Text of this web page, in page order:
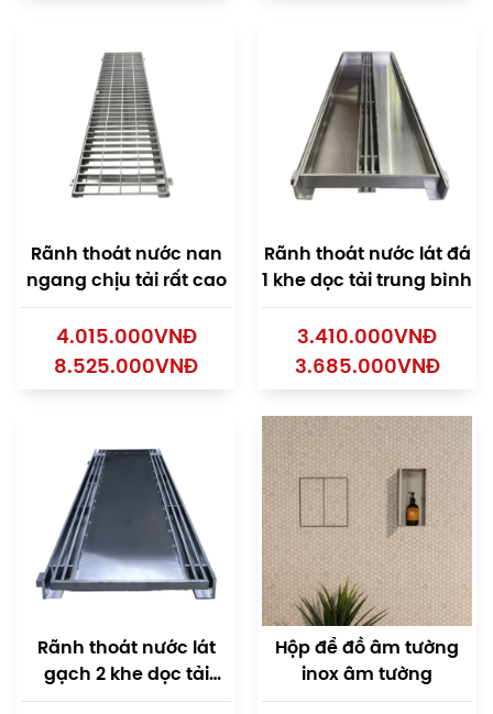
Rãnh thoát nước nan
ngang chịu tải rất cao
4.015.000VNĐ
8.525.000VNĐ
Rãnh thoát nước lát đá
1 khe dọc tải trung bình
3.410.000VNĐ
3.685.000VNĐ
Rãnh thoát nước lát
gạch 2 khe dọc tải
trung bình
Hộp để đồ âm tường
inox âm tường